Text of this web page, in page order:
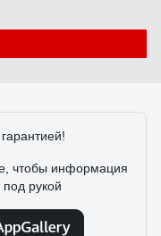
24.06.2025
Мне
чтобы информация
рукой